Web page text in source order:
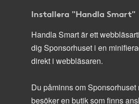
Installera "Handla Smart"
Handla Smart är ett
dig Sponsorhuset i en
direkt i webbläsaren.
Du påminns om Sponsorhuset
besöker en butik som finns